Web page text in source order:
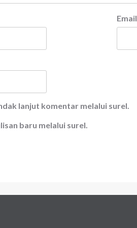
Email
lanjut komentar melalui surel.
baru melalui surel.